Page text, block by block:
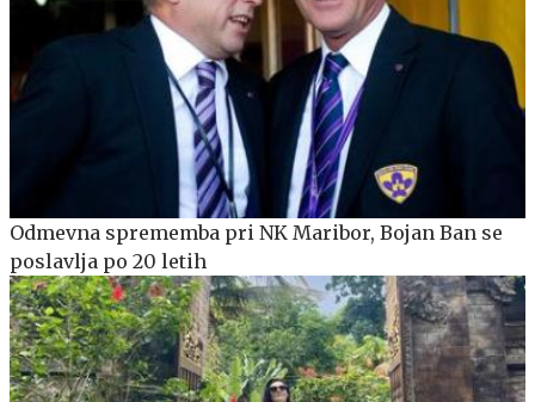
Odmevna sprememba pri NK Maribor, Bojan Ban se
poslavlja po 20 letih